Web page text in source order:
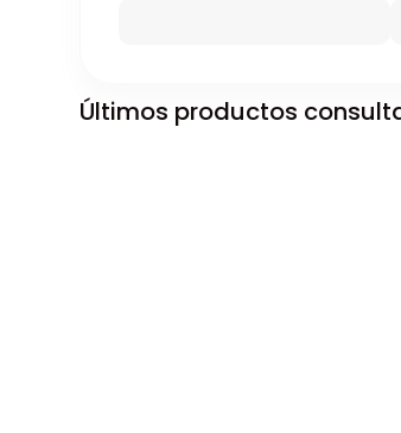
Últimos productos